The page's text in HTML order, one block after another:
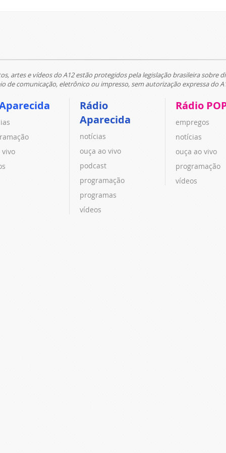
artes e vídeos do A12 estão protegidos pela legislação brasileira sobre
comunicação, eletrônico ou impresso, sem autorização expressa do
vivo
Rádio
Aparecida
notícias
ouça ao vivo
podcast
programação
programas
vídeos
Rádio
empregos
notícias
ouça ao vivo
programação
vídeos